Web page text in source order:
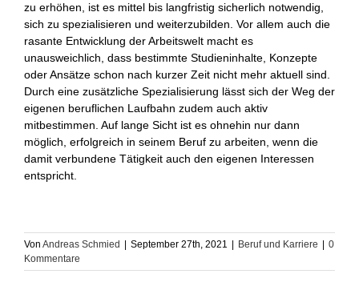
zu erhöhen, ist es mittel bis langfristig sicherlich notwendig,
sich zu spezialisieren und weiterzubilden. Vor allem auch die
rasante Entwicklung der Arbeitswelt macht es
unausweichlich, dass bestimmte Studieninhalte, Konzepte
oder Ansätze schon nach kurzer Zeit nicht mehr aktuell sind.
Durch eine zusätzliche Spezialisierung lässt sich der Weg der
eigenen beruflichen Laufbahn zudem auch aktiv
mitbestimmen. Auf lange Sicht ist es ohnehin nur dann
möglich, erfolgreich in seinem Beruf zu arbeiten, wenn die
damit verbundene Tätigkeit auch den eigenen Interessen
entspricht.
Von Andreas Schmied September 27th, 2021 Beruf und Karriere
0
Kommentare